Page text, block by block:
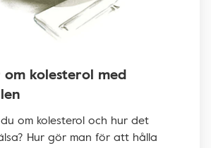
kolesterol med
om kolesterol och hur det
Hur gör man för att hålla